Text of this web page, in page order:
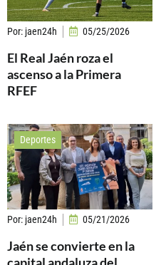
Por: jaen24h 05/25/2026
El Real Jaén roza el
ascenso a la Primera
RFEF
Deportes
Por: jaen24h 05/21/2026
Jaén se convierte en la